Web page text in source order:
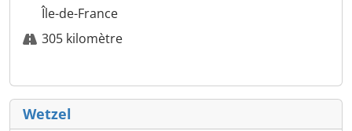
Île-de-France
305 kilomètre
Wetzel